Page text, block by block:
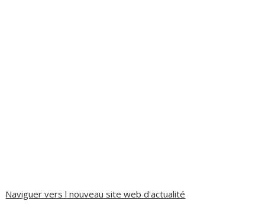
Naviguer vers l nouveau site web d'actualité